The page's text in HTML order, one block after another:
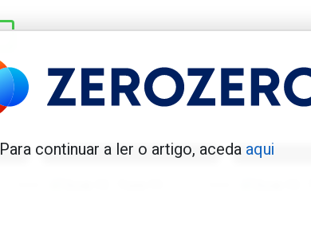
Para continuar a ler o artigo, aceda aqui